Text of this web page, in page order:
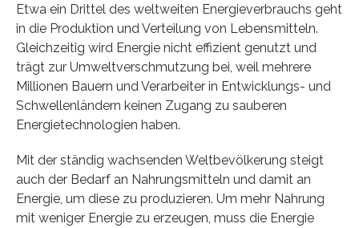
Etwa ein Drittel des weltweiten Energieverbrauchs geht
in die Produktion und Verteilung von Lebensmitteln.
Gleichzeitig wird Energie nicht effizient genutzt und
trägt zur Umweltverschmutzung bei, weil mehrere
Millionen Bauern und Verarbeiter in Entwicklungs- und
Schwellenländern keinen Zugang zu sauberen
Energietechnologien haben.
Mit der ständig wachsenden Weltbevölkerung steigt
auch der Bedarf an Nahrungsmitteln und damit an
Energie, um diese zu produzieren. Um mehr Nahrung
mit weniger Energie zu erzeugen, muss die Energie